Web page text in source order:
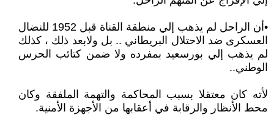
•أن الراحل لم يذهب إلي منطقة القناة قبل 1952 للنضال
العسكرى ضد الاحتلال البريطاني .. بل ولابعد ذلك ، كذلك
لم يذهب إلي بورسعيد بمفرده ولا ضمن كتائب الحرس
الوطني..
لأته كان معتقلا بسبب المحاكمة والتهمة الملفقة وكان
محط الأنظار والرقابة في أعقابها من الأجهزة الأمنية.